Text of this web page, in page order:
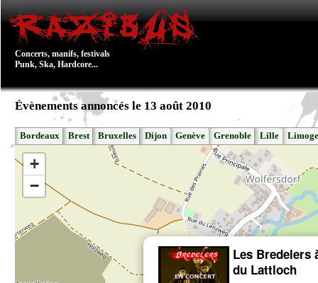
Concerts, manifs, festivals
Punk, Ska, Hardcore...
Évènements annoncés le 13 août 2010
Bordeaux Brest Bruxelles Dijon Genève Grenoble Lille
Les Bredelers
du Lattloch
+
−